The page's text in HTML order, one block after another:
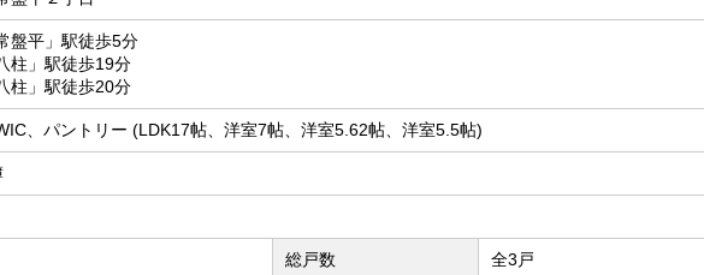
盤平」駅徒歩5分
柱」駅徒歩19分
柱」駅徒歩20分
、パントリー (LDK17帖、洋室7帖、洋室5.62帖、洋室5.5帖)
総戸数 全3戸